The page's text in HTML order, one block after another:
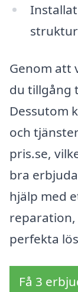
Genom att
du tillgång
Dessutom
och
pris.se,
bra
hjälp med
reparation,
perfekta
Få 3